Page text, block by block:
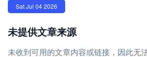
Sat Jul 04 2026
未提供文章来源
未收到可用的文章内容或链接，因此无